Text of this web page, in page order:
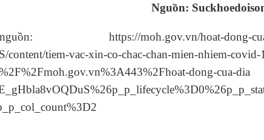
Nguồn:
moh.gov.vn/hoat-dong-cua-
content/tiem-vac-xin-co-chac-chan-mien-nhiem-covid-
dong-cua-dia